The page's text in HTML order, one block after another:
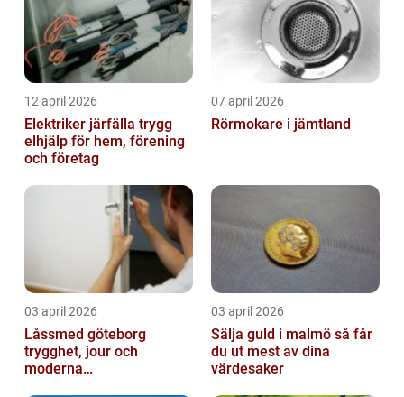
12 april 2026
Elektriker järfälla trygg
elhjälp för hem, förening
och företag
07 april 2026
Rörmokare i jämtland
03 april 2026
Låssmed göteborg
trygghet, jour och
moderna
03 april 2026
Sälja guld i malmö så får
du ut mest av dina
värdesaker